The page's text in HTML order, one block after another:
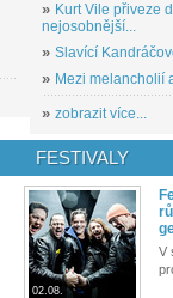
» Kurt Vile přiveze
nejosobnější...
» Slavící
» Mezi melancholií
» zobrazit více...
FESTIVALY
02.08.
V